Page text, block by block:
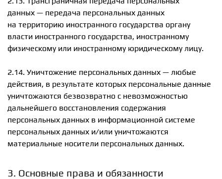
данных — передача персональных данных
на территорию иностранного государства органу
власти иностранного государства, иностранному
физическому или иностранному юридическому лицу.
2.14. Уничтожение персональных данных — любые
действия, в результате которых персональные данные
уничтожаются безвозвратно с невозможностью
дальнейшего восстановления содержания
персональных данных в информационной системе
персональных данных и/или уничтожаются
материальные носители персональных данных.
3. Основные права и обязанности